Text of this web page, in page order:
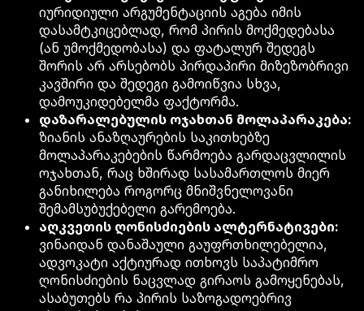
იურიდიული არგუმენტაციის აგება იმის
დასამტკიცებლად, რომ პირის მოქმედებასა
(ან უმოქმედობასა) და ფატალურ შედეგს
შორის არ არსებობს პირდაპირი მიზეზობრივი
კავშირი და შედეგი გამოიწვია სხვა,
დამოუკიდებელმა ფაქტორმა.
დაზარალებულის ოჯახთან მოლაპარაკება:
ზიანის ანაზღაურების საკითხებზე
მოლაპარაკებების წარმოება გარდაცვლილის
ოჯახთან, რაც ხშირად სასამართლოს მიერ
განიხილება როგორც მნიშვნელოვანი
შემამსუბუქებელი გარემოება.
აღკვეთის ღონისძიების ალტერნატივები:
ვინაიდან დანაშაული გაუფრთხილებელია,
ადვოკატი აქტიურად ითხოვს საპატიმრო
ღონისძიების ნაცვლად გირაოს გამოყენებას,
ასაბუთებს რა პირის საზოგადოებრივ